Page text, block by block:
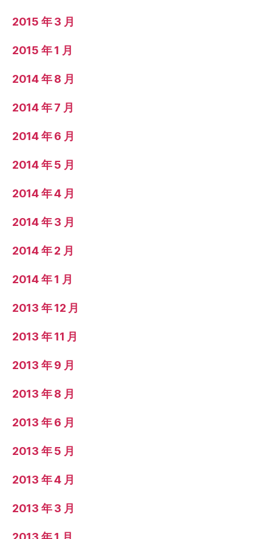
2015 年 3 月
2015 年 1 月
2014 年 8 月
2014 年 7 月
2014 年 6 月
2014 年 5 月
2014 年 4 月
2014 年 3 月
2014 年 2 月
2014 年 1 月
2013 年 12 月
2013 年 11 月
2013 年 9 月
2013 年 8 月
2013 年 6 月
2013 年 5 月
2013 年 4 月
2013 年 3 月